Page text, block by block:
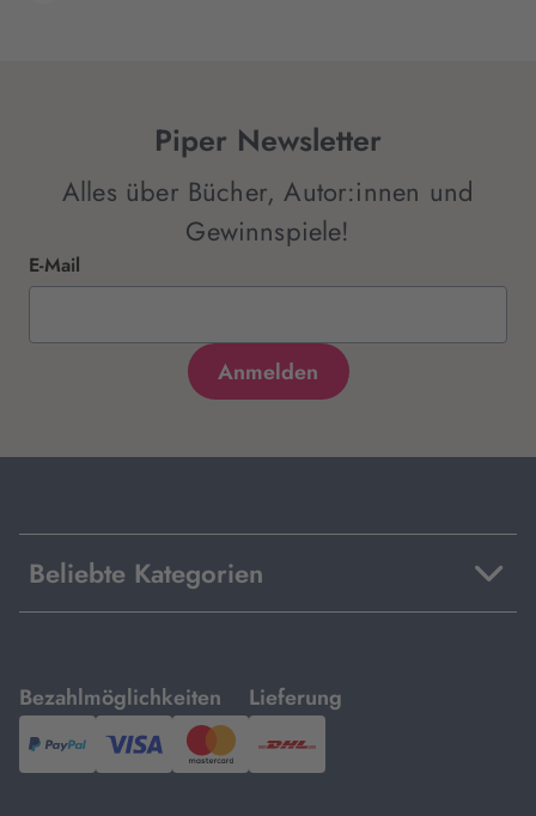
Piper Newsletter
Alles über Bücher, Autor:innen und
Gewinnspiele!
E-Mail
Beliebte Kategorien
Bezahlmöglichkeiten
mit
PayPal,Visa
und
Lieferung
mit
DHL.